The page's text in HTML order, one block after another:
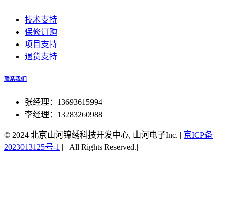
技术支持
保修订购
项目支持
退货支持
联系我们
张经理：13693615994
李经理：13283260988
© 2024 北京山河锦绣科技开发中心, 山河电子Inc. | 京ICP备
2023013125号-1 | | All Rights Reserved.| |